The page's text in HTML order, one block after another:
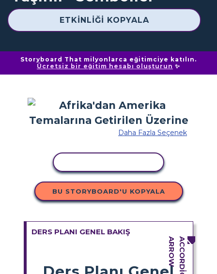
ETKINLIĞI KOPYALA
Storyboard That milyonlarca eğitimciye katılın.
Ücretsiz bir eğitim hesabı oluşturun ✨
Daha Fazla Seçenek
BU STORYBOARD'U KOPYALA
DERS PLANI GENEL BAKIŞ